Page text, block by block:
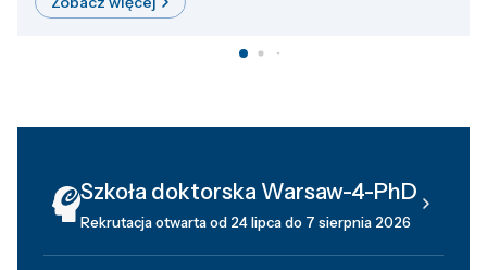
Szkoła doktorska Warsaw-4-PhD
Rekrutacja otwarta od 24 lipca do 7 sierpnia 2026